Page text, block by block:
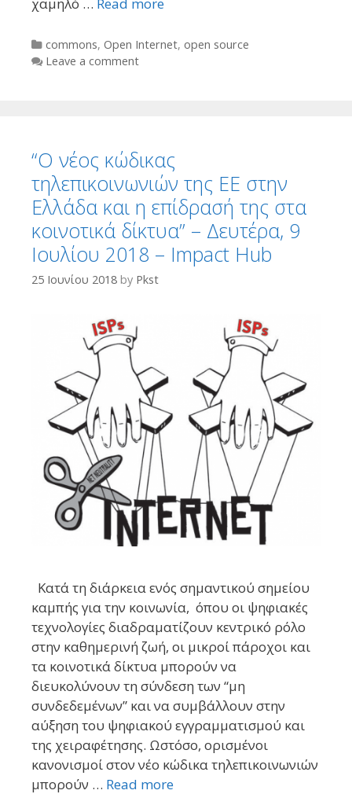
χαμηλό … Read more
Categories
commons, Open Internet, open source
Leave a comment
“Ο νέος κώδικας
τηλεπικοινωνιών της ΕΕ στην
Ελλάδα και η επίδρασή της στα
κοινοτικά δίκτυα” – Δευτέρα, 9
Ιουλίου 2018 – Impact Hub
25 Ιουνίου 2018 by Pkst
Κατά τη διάρκεια ενός σημαντικού σημείου
καμπής για την κοινωνία, όπου οι ψηφιακές
τεχνολογίες διαδραματίζουν κεντρικό ρόλο
στην καθημερινή ζωή, οι μικροί πάροχοι και
τα κοινοτικά δίκτυα μπορούν να
διευκολύνουν τη σύνδεση των “μη
συνδεδεμένων” και να συμβάλλουν στην
αύξηση του ψηφιακού εγγραμματισμού και
της χειραφέτησης. Ωστόσο, ορισμένοι
κανονισμοί στον νέο κώδικα τηλεπικοινωνιών
μπορούν … Read more